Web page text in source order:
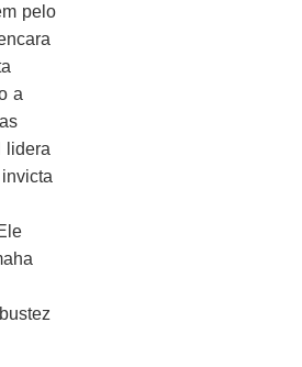
pelo
a
lidera